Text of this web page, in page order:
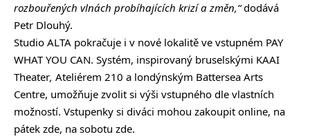
rozbouřených vlnách probíhajících krizí a změn,“dodává
Petr Dlouhý.
Studio ALTA pokračuje i v nové lokalitě ve vstupném PAY
WHAT YOU CAN. Systém, inspirovaný bruselskými KAAI
Theater, Ateliérem 210 a londýnským Battersea Arts
Centre, umožňuje zvolit si výši vstupného dle vlastních
možností. Vstupenky si diváci mohou zakoupit online, na
pátek zde, na sobotu zde.